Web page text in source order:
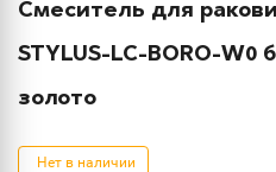
Смеситель для
STYLUS-LC-BORO-W0
золото
Нет в наличии